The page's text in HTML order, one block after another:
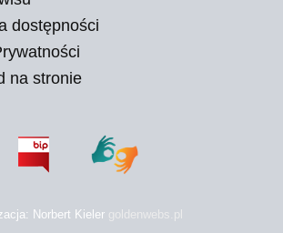
dostępności
na stronie
Norbert Kieler goldenwebs.pl